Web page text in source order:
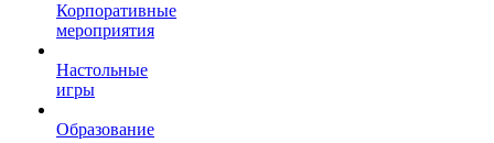
Корпоративные
мероприятия
Настольные
игры
Образование